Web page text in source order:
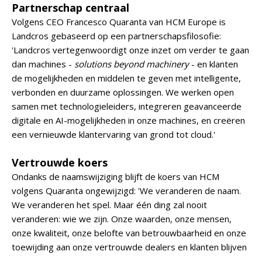
Partnerschap centraal
Volgens CEO Francesco Quaranta van HCM Europe is
Landcros gebaseerd op een partnerschapsfilosofie:
'Landcros vertegenwoordigt onze inzet om verder te gaan
dan machines - solutions beyond machinery- en klanten
de mogelijkheden en middelen te geven met intelligente,
verbonden en duurzame oplossingen. We werken open
samen met technologieleiders, integreren geavanceerde
digitale en AI-mogelijkheden in onze machines, en creëren
een vernieuwde klantervaring van grond tot cloud.'
Vertrouwde koers
Ondanks de naamswijziging blijft de koers van HCM
volgens Quaranta ongewijzigd: 'We veranderen de naam.
We veranderen het spel. Maar één ding zal nooit
veranderen: wie we zijn. Onze waarden, onze mensen,
onze kwaliteit, onze belofte van betrouwbaarheid en onze
toewijding aan onze vertrouwde dealers en klanten blijven